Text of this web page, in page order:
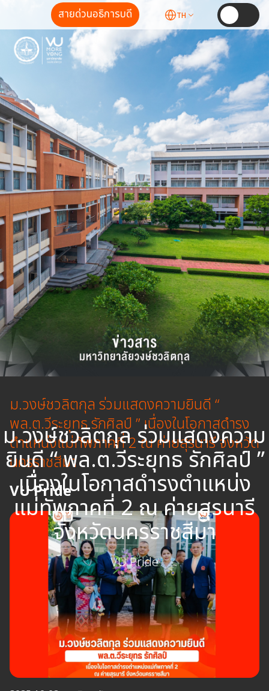
สายด่วนอธิการบดี TH
ม.วงษ์ชวลิตกุล ร่วมแสดงความ
ยินดี “ พล.ต.วีระยุทธ รักศิลป์ ”
เนื่องในโอกาสดำรงตำแหน่ง
แม่ทัพภาคที่ 2 ณ ค่ายสุรนารี
จังหวัดนครราชสีมา
VU Pride
ม.วงษ์ชวลิตกุล ร่วมแสดงความยินดี “
พล.ต.วีระยุทธ รักศิลป์ ” เนื่องในโอกาสดำรง
ตำแหน่งแม่ทัพภาคที่ 2 ณ ค่ายสุรนารี จังหวัด
นครราชสีมา
VU Pride